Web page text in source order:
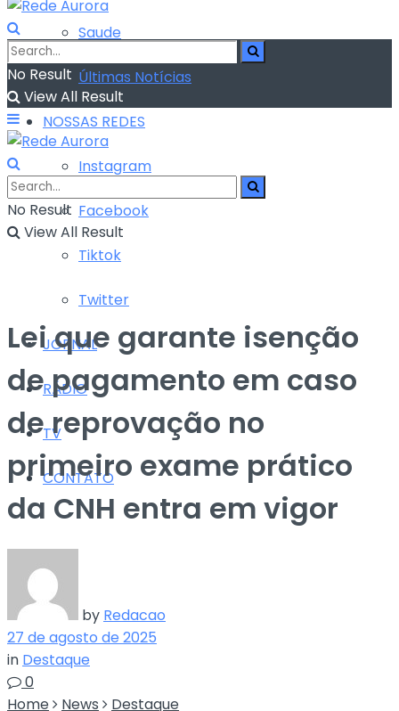
Saude
Últimas Notícias
NOSSAS REDES
Instagram
Facebook
Tiktok
Twitter
JORNAL
RÁDIO
TV
CONTATO
No Result
View All Result
No Result
View All Result
Lei que garante isenção
de pagamento em caso
de reprovação no
primeiro exame prático
da CNH entra em vigor
by Redacao
27 de agosto de 2025
in Destaque
0
Home
News Destaque